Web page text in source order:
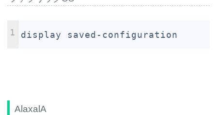
1 display saved-configuration
AlaxalA